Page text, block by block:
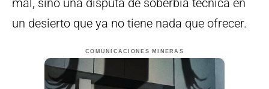
mal, sino una disputa de soberbia técnica en
un desierto que ya no tiene nada que ofrecer.
COMUNICACIONES MINERAS